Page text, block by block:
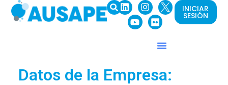
INICIAR
SESIÓN
Datos de la Empresa: